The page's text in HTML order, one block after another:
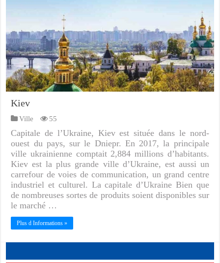
Kiev
Ville 55
Capitale de l’Ukraine, Kiev est située dans le nord-
ouest du pays, sur le Dniepr. En 2017, la principale
ville ukrainienne comptait 2,884 millions d’habitants.
Kiev est la plus grande ville d’Ukraine, est aussi un
carrefour de voies de communication, un grand centre
industriel et culturel. La capitale d’Ukraine Bien que
de nombreuses sortes de produits soient disponibles sur
le marché …
Plus d Informations »